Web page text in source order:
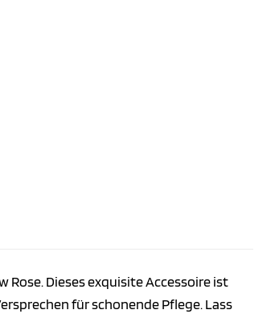
Rose. Dieses exquisite Accessoire ist
für schonende Pflege. Lass